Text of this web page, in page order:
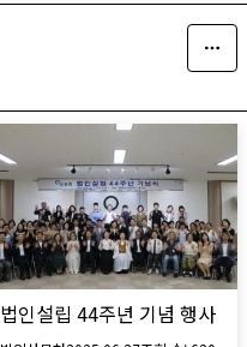
법인설립 44주년 기념 행사